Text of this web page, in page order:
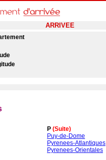
ARRIVEE
P (Suite)
Puy-de-Dome
Pyrenees-Atlantiques
Pyrenees-Orientales